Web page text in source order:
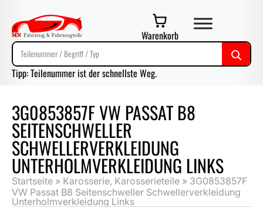
Warenkorb
Tipp: Teilenummer ist der schnellste Weg.
3G0853857F VW PASSAT B8
SEITENSCHWELLER
SCHWELLERVERKLEIDUNG
UNTERHOLMVERKLEIDUNG LINKS
Startseite » Karosserie, Karosserieteile » 3G0853857F
VW Passat B8 Seitenschweller Schwellerverkleidung
Unterholmverkleidung Links